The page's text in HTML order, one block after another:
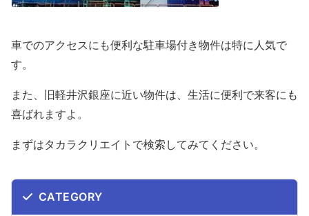
車でのアクセスにも便利な駐車場付き物件は特に人気で
す。
また、旧軽井沢銀座に近い物件は、生活に便利で来客にも
喜ばれますよ。
まずはタカラクリエイトで検索してみてください。
CATEGORY